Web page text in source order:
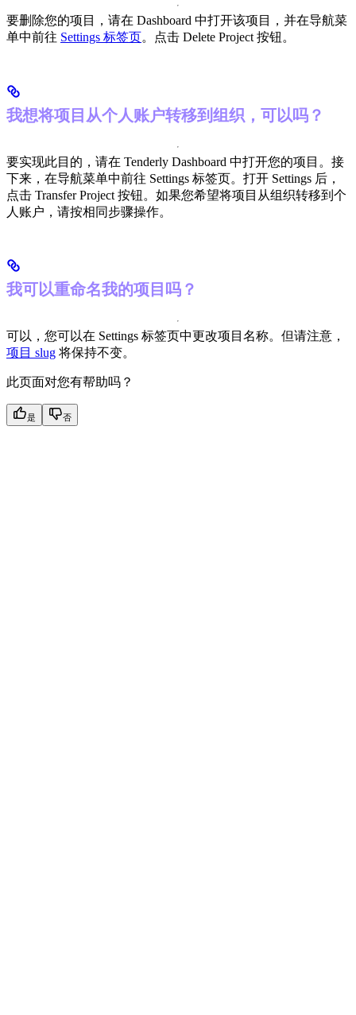
要删除您的项目，请在 Dashboard 中打开该项目，并在导航菜
单中前往 Settings 标签页。点击 Delete Project 按钮。
我想将项目从个人账户转移到组织，可以吗？
要实现此目的，请在 Tenderly Dashboard 中打开您的项目。接
下来，在导航菜单中前往 Settings 标签页。打开 Settings 后，
点击 Transfer Project 按钮。 如果您希望将项目从组织转移到个
人账户，请按相同步骤操作。
我可以重命名我的项目吗？
可以，您可以在 Settings 标签页中更改项目名称。但请注意，
项目 slug 将保持不变。
此页面对您有帮助吗？
是 否